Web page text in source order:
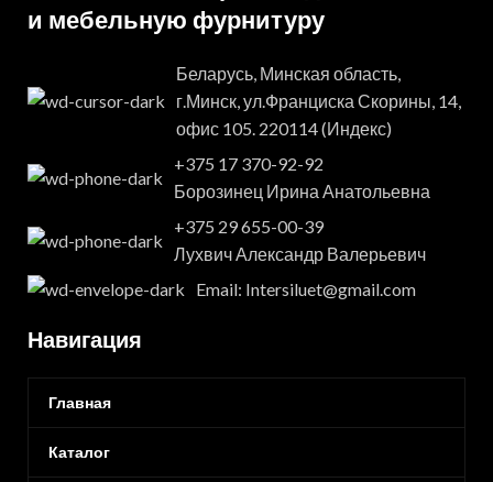
и мебельную фурнитуру
Беларусь, Минская область,
г.Минск, ул.Франциска Скорины, 14,
офис 105. 220114 (Индекс)
+375 17 370-92-92
Борозинец Ирина Анатольевна
+375 29 655-00-39
Лухвич Александр Валерьевич
Email: Intersiluet@gmail.com
Навигация
Главная
Каталог